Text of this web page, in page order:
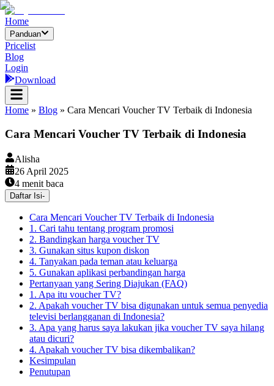
Home
Panduan
Pricelist
Blog
Login
Download
Home » Blog » Cara Mencari Voucher TV Terbaik di Indonesia
Cara Mencari Voucher TV Terbaik di Indonesia
Alisha
26 April 2025
4 menit baca
Daftar Isi-
Cara Mencari Voucher TV Terbaik di Indonesia
1. Cari tahu tentang program promosi
2. Bandingkan harga voucher TV
3. Gunakan situs kupon diskon
4. Tanyakan pada teman atau keluarga
5. Gunakan aplikasi perbandingan harga
Pertanyaan yang Sering Diajukan (FAQ)
1. Apa itu voucher TV?
2. Apakah voucher TV bisa digunakan untuk semua penyedia
televisi berlangganan di Indonesia?
3. Apa yang harus saya lakukan jika voucher TV saya hilang
atau dicuri?
4. Apakah voucher TV bisa dikembalikan?
Kesimpulan
Penutupan